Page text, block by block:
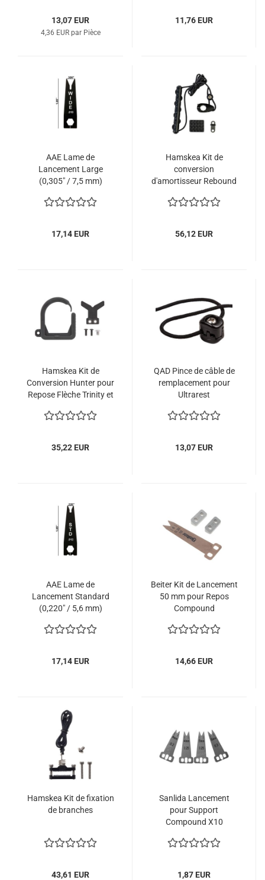
13,07 EUR
4,36 EUR par Pièce
11,76 EUR
AAE Lame de
Lancement Large
(0,305" / 7,5 mm)
17,14 EUR
Hamskea Kit de
conversion
d'amortisseur Rebound
56,12 EUR
Hamskea Kit de
Conversion Hunter pour
Repose Flèche Trinity et
35,22 EUR
QAD Pince de câble de
remplacement pour
Ultrarest
13,07 EUR
AAE Lame de
Lancement Standard
(0,220" / 5,6 mm)
17,14 EUR
Beiter Kit de Lancement
50 mm pour Repos
Compound
14,66 EUR
Hamskea Kit de fixation
de branches
43,61 EUR
Sanlida Lancement
pour Support
Compound X10
1,87 EUR